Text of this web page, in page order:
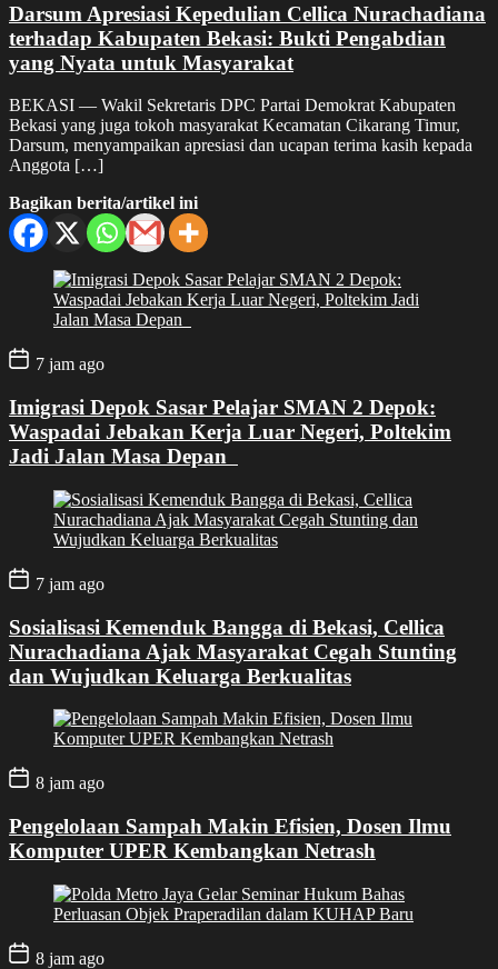
Darsum Apresiasi Kepedulian Cellica Nurachadiana
terhadap Kabupaten Bekasi: Bukti Pengabdian
yang Nyata untuk Masyarakat
BEKASI — Wakil Sekretaris DPC Partai Demokrat Kabupaten
Bekasi yang juga tokoh masyarakat Kecamatan Cikarang Timur,
Darsum, menyampaikan apresiasi dan ucapan terima kasih kepada
Anggota […]
Bagikan berita/artikel ini
7 jam ago
Imigrasi Depok Sasar Pelajar SMAN 2 Depok:
Waspadai Jebakan Kerja Luar Negeri, Poltekim
Jadi Jalan Masa Depan
7 jam ago
Sosialisasi Kemenduk Bangga di Bekasi, Cellica
Nurachadiana Ajak Masyarakat Cegah Stunting
dan Wujudkan Keluarga Berkualitas
8 jam ago
Pengelolaan Sampah Makin Efisien, Dosen Ilmu
Komputer UPER Kembangkan Netrash
8 jam ago